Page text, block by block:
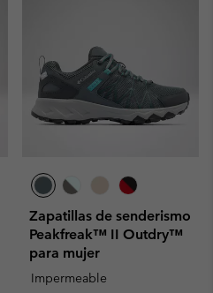
Zapatillas de senderismo
Peakfreak™ II Outdry™
para mujer
Impermeable